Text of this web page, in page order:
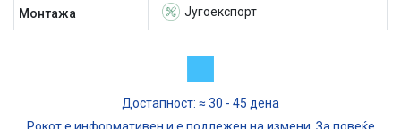
Mонтажа Југоекспорт
Достапност: ≈ 30 - 45 дена